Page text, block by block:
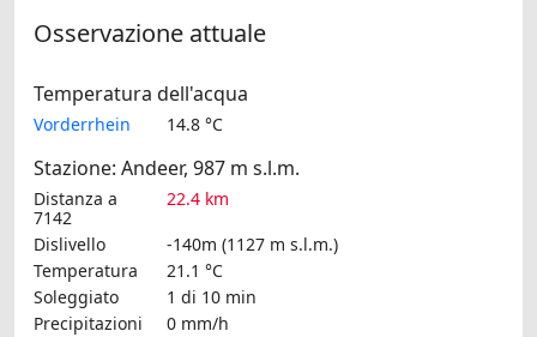
Osservazione attuale
Temperatura dell'acqua
Vorderrhein 14.8 °C
Stazione: Andeer, 987 m s.l.m.
Distanza a
7142
22.4 km
Dislivello
-140m (1127 m s.l.m.)
Temperatura
21.1 °C
Soleggiato
1 di 10 min
Precipitazioni
0 mm/h